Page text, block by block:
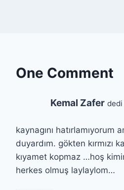
One Comment
Kemal Zafer dedi
kaynagını hatırlamıyorum
duyardım. gökten kırmızı
kıyamet kopmaz …hoş
herkes olmuş laylaylom…